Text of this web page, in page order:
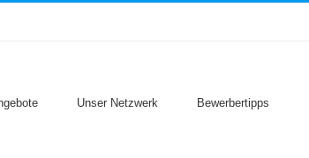
Unser Netzwerk Bewerbertipps